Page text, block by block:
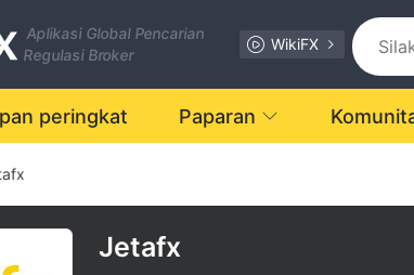
Aplikasi Global Pencarian
Regulasi Broker
WikiFX
peringkat Paparan
Jetafx